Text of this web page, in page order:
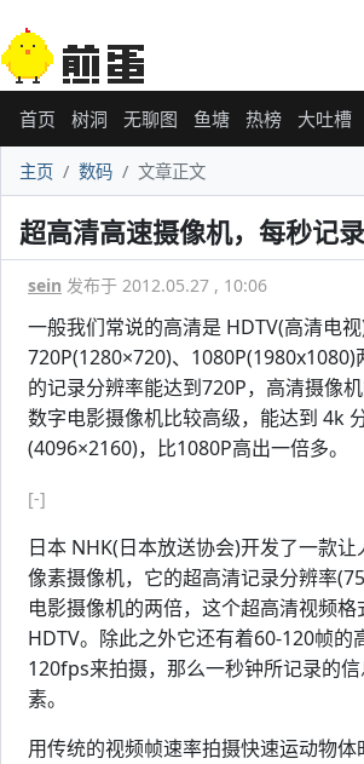
首页 树洞 无聊图 鱼塘 热榜 大吐槽
主页 数码 文章正文
超高清高速摄像机，每秒记
sein 发布于 2012.05.27 , 10:06
一般我们常说的高清是 HDTV(高清电
720P(1280×720)、1080P(1980x1080)
的记录分辨率能达到720P，高清摄像机
数字电影摄像机比较高级，能达到 4k
(4096×2160)，比1080P高出一倍多。
[-]
日本 NHK(日本放送协会)开发了一款
像素摄像机，它的超高清记录分辨率
电影摄像机的两倍，这个超高清视频格
HDTV。除此之外它还有着60-120帧的
120fps来拍摄，那么一秒钟所记录的
素。
用传统的视频帧速率拍摄快速运动物体